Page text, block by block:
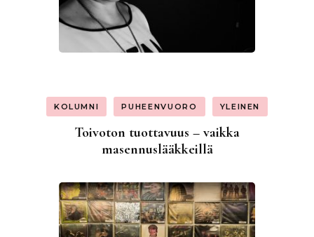
KOLUMNI PUHEENVUORO YLEINEN
Toivoton tuottavuus – vaikka
masennuslääkkeillä